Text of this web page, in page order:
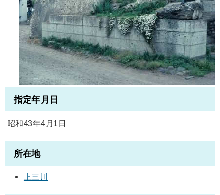
指定年月日
昭和43年4月1日
所在地
上三川